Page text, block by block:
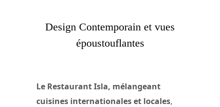
Design Contemporain et vues
époustouflantes
Le Restaurant Isla, mélangeant
cuisines internationales et locales,